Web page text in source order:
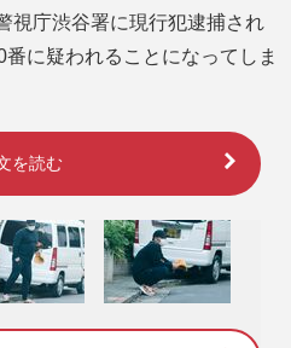
視庁渋谷署に現行犯逮捕され
に疑われることになってしま
を読む